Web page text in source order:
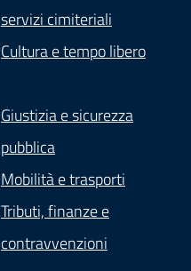
servizi cimiteriali
Cultura e tempo libero
Giustizia e sicurezza
pubblica
Mobilità e trasporti
Tributi, finanze e
contravvenzioni